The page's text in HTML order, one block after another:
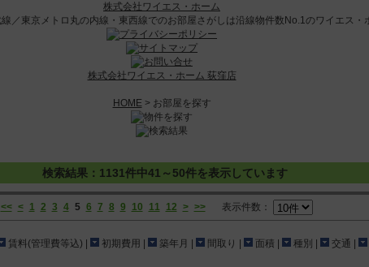
株式会社ワイエス・ホーム
株式会社ワイエス・ホーム 荻窪店
HOME> お部屋を探す
検索結果：1131件中41～50件を表示しています
<< < 1 2 3 4 5 6 7 8 9 10 11 12 > >> 表示件数：
賃料(管理費等込) | 初期費用 | 築年月 | 間取り | 面積 | 種別 | 交通 |